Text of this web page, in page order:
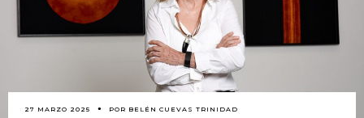
27 MARZO 2025 POR BELÉN CUEVAS TRINIDAD